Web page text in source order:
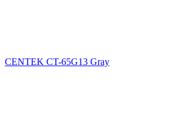
CENTEK CT-65G13 Gray